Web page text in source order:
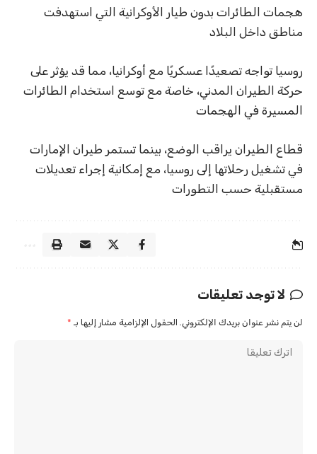
هجمات الطائرات بدون طيار الأوكرانية التي استهدفت
مناطق داخل البلاد
روسيا تواجه تصعيدًا عسكريًا مع أوكرانيا، مما قد يؤثر على
حركة الطيران المدني، خاصة مع توسع استخدام الطائرات
المسيرة في الهجمات
قطاع الطيران يراقب الوضع، بينما تستمر طيران الإمارات
في تشغيل رحلاتها إلى روسيا، مع إمكانية إجراء تعديلات
مستقبلية حسب التطورات
لا توجد تعليقات
لن يتم نشر عنوان بريدك الإلكتروني. الحقول الإلزامية مشار إليها بـ *